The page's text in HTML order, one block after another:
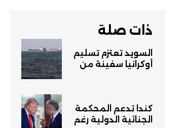
ذات صلة
السويد تعتزم تسليم
أوكرانيا سفينة من
كندا تدعم المحكمة
الجنائية الدولية رغم